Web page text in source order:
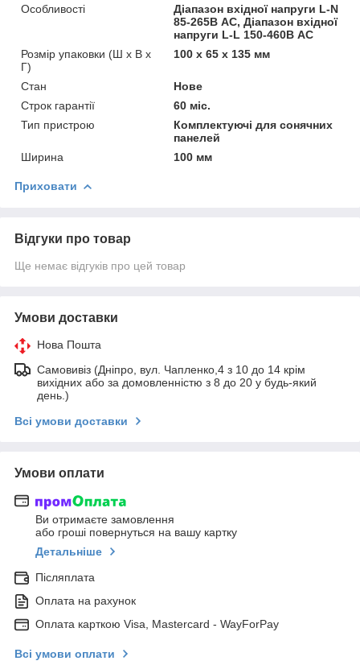
Особливості
Діапазон вхідної напруги L-N
85-265В АС, Діапазон вхідної
напруги L-L 150-460В АС
Розмір упаковки (Ш х В х
Г)
100 x 65 x 135 мм
Стан
Нове
Строк гарантії
60 міс.
Тип пристрою
Комплектуючі для сонячних
панелей
Ширина
100 мм
Приховати
Відгуки про товар
Ще немає відгуків про цей товар
Умови доставки
Нова Пошта
Самовивіз (Дніпро, вул. Чапленко,4 з 10 до 14 крім
вихідних або за домовленністю з 8 до 20 у будь-який
день.)
Всі умови доставки
Умови оплати
Ви отримаєте замовлення
або гроші повернуться на вашу картку
Детальніше
Післяплата
Оплата на рахунок
Оплата карткою Visa, Mastercard - WayForPay
Всі умови оплати